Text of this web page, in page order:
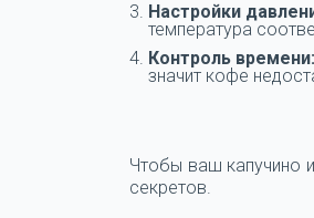
Настройки
температура
Контроль времени:
значит кофе
Чтобы ваш капучино
секретов.